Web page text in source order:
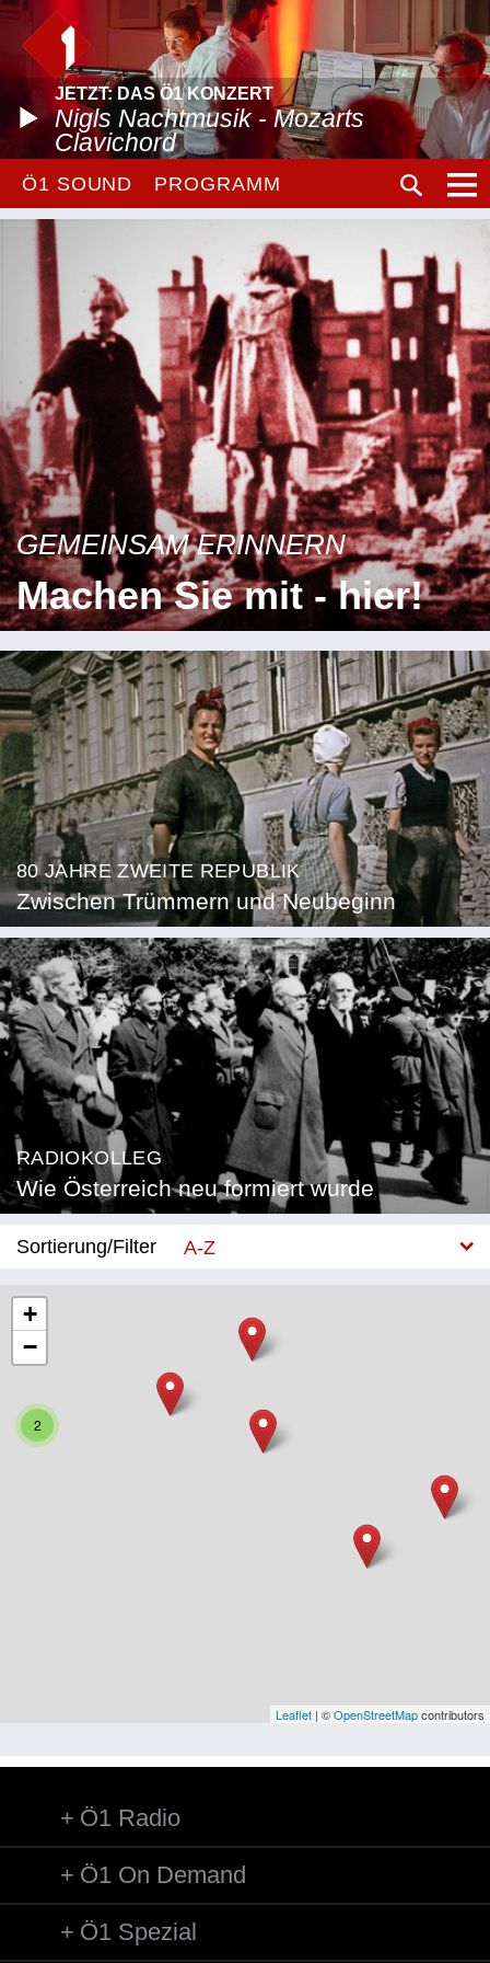
JETZT: DAS Ö1 KONZERT
Nigls Nachtmusik - Mozarts
Clavichord
Ö1 SOUND PROGRAMM
GEMEINSAM ERINNERN
Machen Sie mit - hier!
80 JAHRE ZWEITE REPUBLIK
Zwischen Trümmern und Neubeginn
RADIOKOLLEG
Wie Österreich neu formiert wurde
Sortierung/Filter
A-Z
Bundesland
Kärnten
Vorarlberg
Besatzungsmächte
Frauen, Mütter, Kinder
2
+
−
Leaflet | ©OpenStreetMapcontributors
Ö1 Radio
Ö1 On Demand
Ö1 Spezial